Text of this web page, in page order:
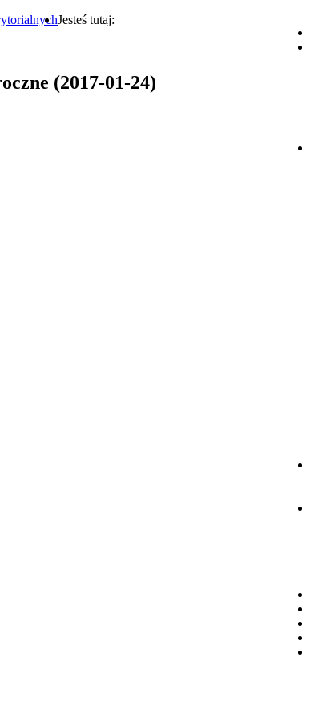
Jesteś tutaj:
(2017-01-24)